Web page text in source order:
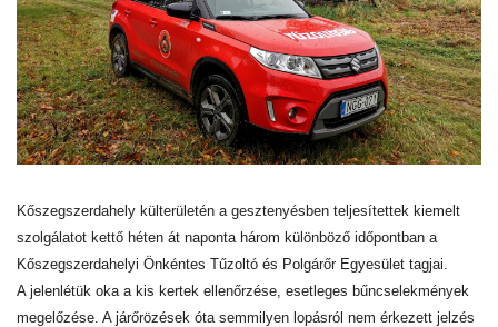
Kőszegszerdahely külterületén a gesztenyésben teljesítettek kiemelt
szolgálatot kettő héten át naponta három különböző időpontban a
Kőszegszerdahelyi Önkéntes Tűzoltó és Polgárőr Egyesület tagjai.
A jelenlétük oka a kis kertek ellenőrzése, esetleges bűncselekmények
megelőzése. A járőrözések óta semmilyen lopásról nem érkezett jelzés